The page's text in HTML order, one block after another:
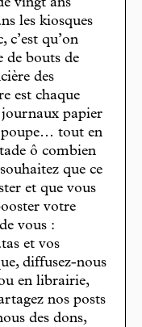
vingt ans
les kiosques
c’est qu’on
de bouts de
des
est chaque
papier
poupe… tout en
ô combien
que ce
et que vous
votre
vous :
et vos
diffusez-nous
en librairie,
nos posts
des dons,